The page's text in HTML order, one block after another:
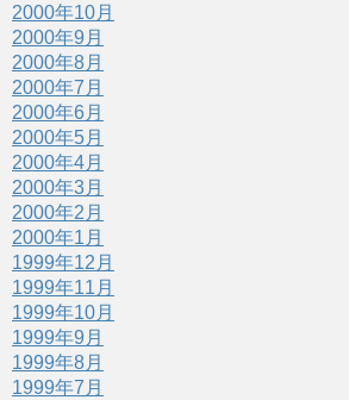
2000年10月
2000年9月
2000年8月
2000年7月
2000年6月
2000年5月
2000年4月
2000年3月
2000年2月
2000年1月
1999年12月
1999年11月
1999年10月
1999年9月
1999年8月
1999年7月